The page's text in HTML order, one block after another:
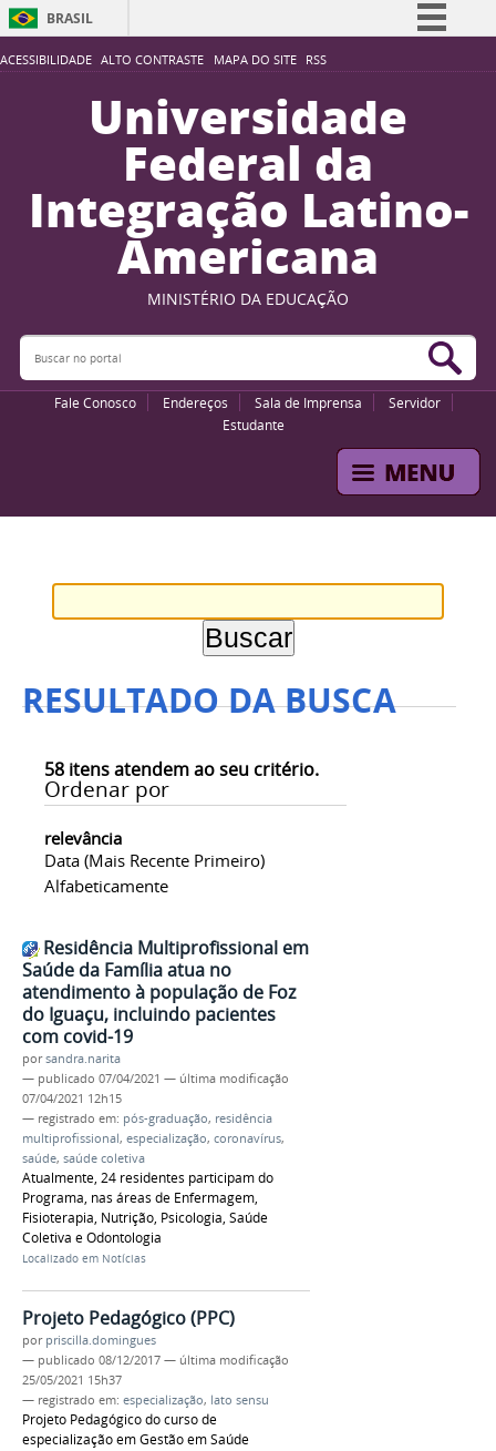
ACESSIBILIDADE ALTO CONTRASTE MAPA DO SITE RSS
BRASIL
Simplifique!
Participe
Acesso à informação
Legislação
Canais
Universidade
Federal da
Integração Latino-
Americana
MINISTÉRIO DA EDUCAÇÃO
Buscar no portal
Fale Conosco Endereços Sala de Imprensa
Servidor
Estudante
RESULTADO DA BUSCA
58 itens atendem ao seu critério.
Ordenar por
relevância
Data (mais Recente Primeiro)
Alfabeticamente
Residência Multiprofissional em
Saúde da Família atua no
atendimento à população de Foz
do Iguaçu, incluindo pacientes
com covid-19
porsandra.narita
— publicado 07/04/2021 — última modificação
07/04/2021 12h15
— registrado em: pós-graduação, residência
multiprofissional, especialização, coronavírus,
saúde, saúde coletiva
Atualmente, 24 residentes participam do
Programa, nas áreas de Enfermagem,
Fisioterapia, Nutrição, Psicologia, Saúde
Coletiva e Odontologia
Localizado em Notícias
Projeto Pedagógico (PPC)
por priscilla.domingues
— publicado 08/12/2017 — última modificação
25/05/2021 15h37
— registrado em: especialização, lato sensu
Projeto Pedagógico do curso de
especialização em Gestão em Saúde